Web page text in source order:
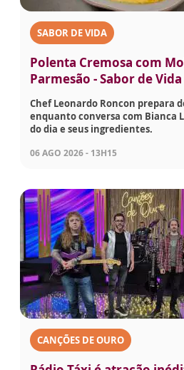
SABOR DE VIDA
Polenta Cremosa com
Parmesão - Sabor de Vida
Chef Leonardo Roncon prepara
enquanto conversa com Bianca
do dia e seus ingredientes.
06 AGO 2026 - 13H15
CANÇÕES DE OURO